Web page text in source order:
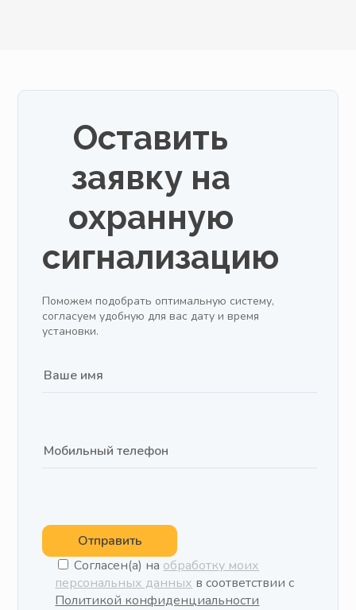
Оставить
заявку на
охранную
сигнализацию
Поможем подобрать оптимальную систему,
согласуем удобную для вас дату и время
установки.
Отправить
Согласен(а) на обработку моих
персональных данных в соответствии с
Политикой конфиденциальности